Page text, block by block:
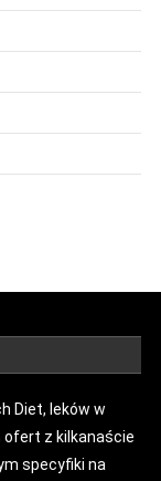
Diet, leków w
ofert z kilkanaście
specyfiki na